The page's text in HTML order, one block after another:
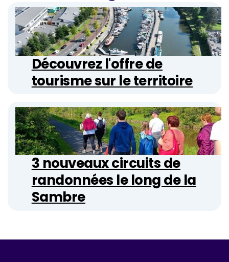
Découvrez l'offre de
tourisme sur le territoire
3 nouveaux circuits de
randonnées le long de la
Sambre